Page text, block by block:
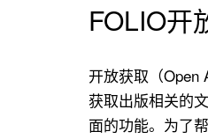
应
联
盟
FOLIO开
开放获取（Open
获取出版相关的
面的功能。为了